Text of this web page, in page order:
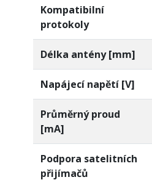
Kompatibilní
protokoly
Délka antény [mm]
Napájecí napětí [V]
Průměrný proud
[mA]
Podpora satelitních
přijímačů